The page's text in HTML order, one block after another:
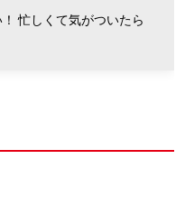
忙しくて気がついたら